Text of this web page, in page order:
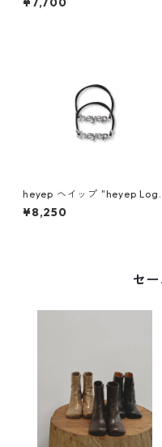
heyep ヘイップ "heyep
Hair Ties (2-piece)" (SLV) h
p07126
¥8,250
セ